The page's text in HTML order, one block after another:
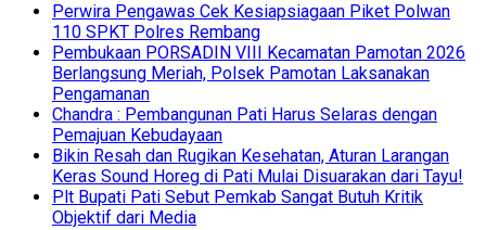
Perwira Pengawas Cek Kesiapsiagaan Piket Polwan
110 SPKT Polres Rembang
Pembukaan PORSADIN VIII Kecamatan Pamotan 2026
Berlangsung Meriah, Polsek Pamotan Laksanakan
Pengamanan
Chandra : Pembangunan Pati Harus Selaras dengan
Pemajuan Kebudayaan
Bikin Resah dan Rugikan Kesehatan, Aturan Larangan
Keras Sound Horeg di Pati Mulai Disuarakan dari Tayu!
Plt Bupati Pati Sebut Pemkab Sangat Butuh Kritik
Objektif dari Media